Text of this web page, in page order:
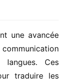
une avancée
langues. Ces
traduire les